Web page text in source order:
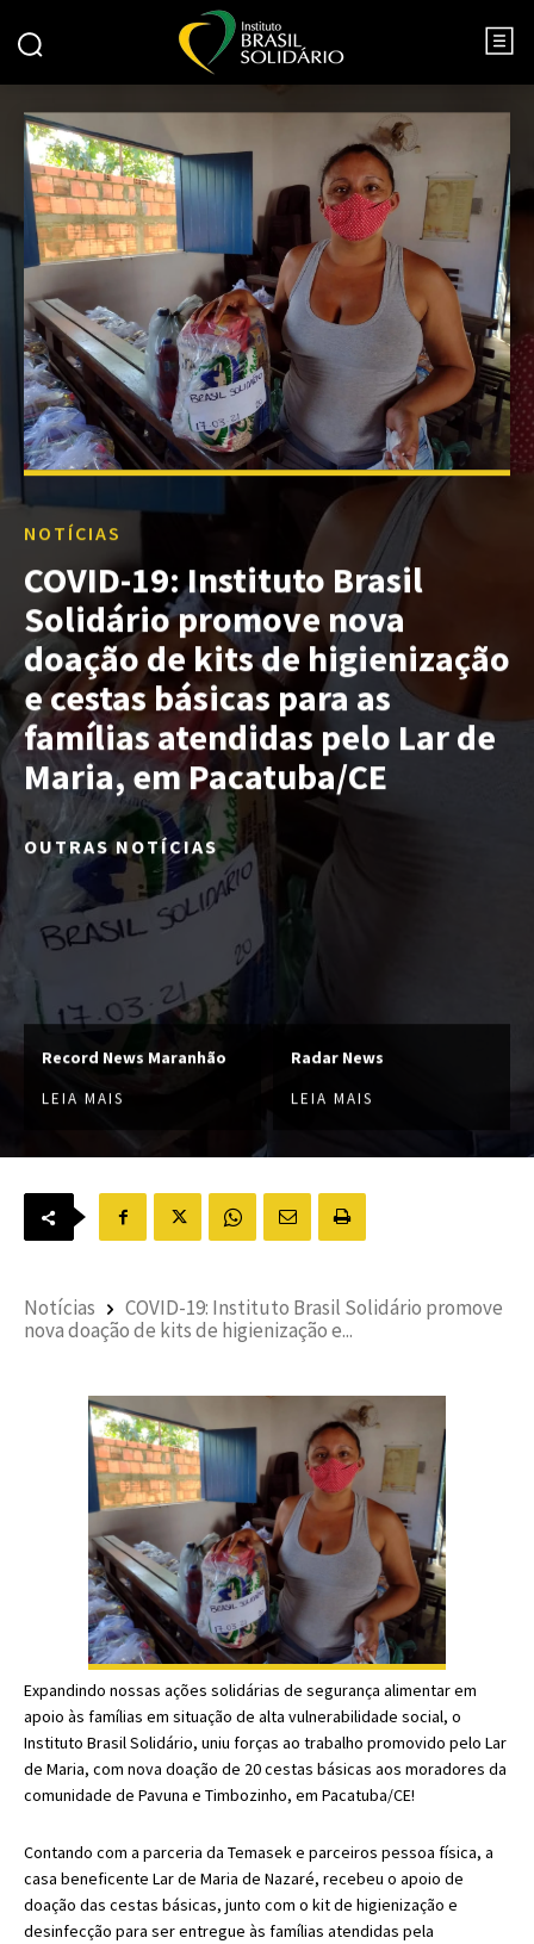
NOTÍCIAS
COVID-19: Instituto Brasil
Solidário promove nova
doação de kits de higienização
e cestas básicas para as
famílias atendidas pelo Lar de
Maria, em Pacatuba/CE
OUTRAS NOTÍCIAS
Record News Maranhão
LEIA MAIS
Radar News
LEIA MAIS
Notícias
COVID-19: Instituto Brasil Solidário promove
nova doação de kits de higienização e...
Expandindo nossas ações solidárias de segurança alimentar em
apoio às famílias em situação de alta vulnerabilidade social, o
Instituto Brasil Solidário, uniu forças ao trabalho promovido pelo Lar
de Maria, com nova doação de 20 cestas básicas aos moradores da
comunidade de Pavuna e Timbozinho, em Pacatuba/CE!
Contando com a parceria da Temasek e parceiros pessoa física, a
casa beneficente Lar de Maria de Nazaré, recebeu o apoio de
doação das cestas básicas, junto com o kit de higienização e
desinfecção para ser entregue às famílias atendidas pela